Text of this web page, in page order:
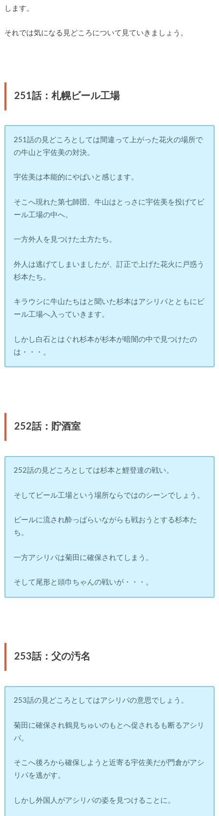
します。
それでは気になる見どころについて見ていきましょう。
251話：札幌ビール工場
251話の見どころとしては間違って上がった花火の場所で
の牛山と宇佐美の対決。
宇佐美は本能的にやばいと感じます。
そこへ現れた第七師団、牛山はとっさに宇佐美を投げてビ
ール工場の中へ。
一方外人を見つけた土方たち。
外人は逃げてしまいましたが、訂正で上げた花火に戸惑う
杉本たち。
キラウシに牛山たちはと聞いた杉本はアシリパとともにビ
ール工場へ入っていきます。
しかし白石とはぐれ杉本が杉本が暗闇の中で見つけたの
は・・・。
252話：貯酒室
252話の見どころとしては杉本と鯉登達の戦い。
そしてビール工場という場所ならではのシーンでしょう。
ビールに流され酔っぱらいながらも戦おうとする杉本た
ち。
一方アシリパは菊田に確保されてしまう。
そして尾形と頭巾ちゃんの戦いが・・・。
253話：父の汚名
253話の見どころとしてはアシリパの意思でしょう。
菊田に確保され鶴見ちゅいのもとへ促されるも断るアシリ
パ。
そこへ後ろから確保しようと近寄る宇佐美だが門倉がアシ
リパを逃がす。
しかし外国人がアシリパの姿を見つけることに。